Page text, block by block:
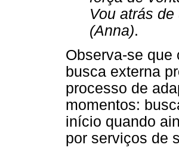
Vou atrás
(Anna).
Observa-se que
busca externa
processo de
momentos:
início quando
por serviços de